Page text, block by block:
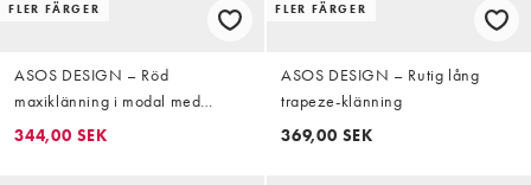
FLER FÄRGER
ASOS DESIGN – Röd
maxiklänning i modal med
utskurna detaljer baktill
344,00 SEK
FLER FÄRGER
ASOS DESIGN – Rutig lång
trapeze-klänning
369,00 SEK